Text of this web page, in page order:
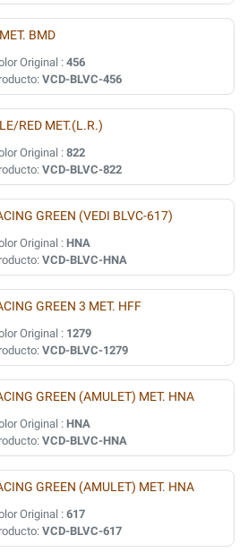
BMD
Original :456
VCD-BLVC-456
RED MET.(L.R.)
Original :822
VCD-BLVC-822
GREEN (VEDI BLVC-617)
Original : HNA
VCD-BLVC-HNA
GREEN 3 MET. HFF
Original : 1279
VCD-BLVC-1279
GREEN (AMULET) MET. HNA
Original : HNA
VCD-BLVC-HNA
GREEN (AMULET) MET. HNA
Original :617
VCD-BLVC-617